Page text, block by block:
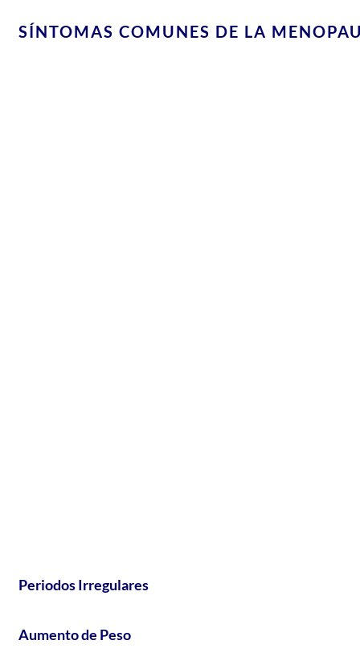
SÍNTOMAS COMUNES DE LA
Periodos Irregulares
Aumento de Peso